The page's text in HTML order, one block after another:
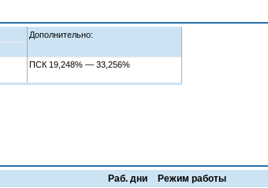
Дополнительно:
ПСК 19,248% — 33,256%
Раб. дни Режим работы